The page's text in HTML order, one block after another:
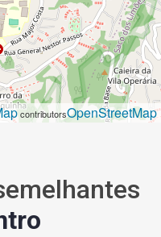
contributorsOpenStreetMap